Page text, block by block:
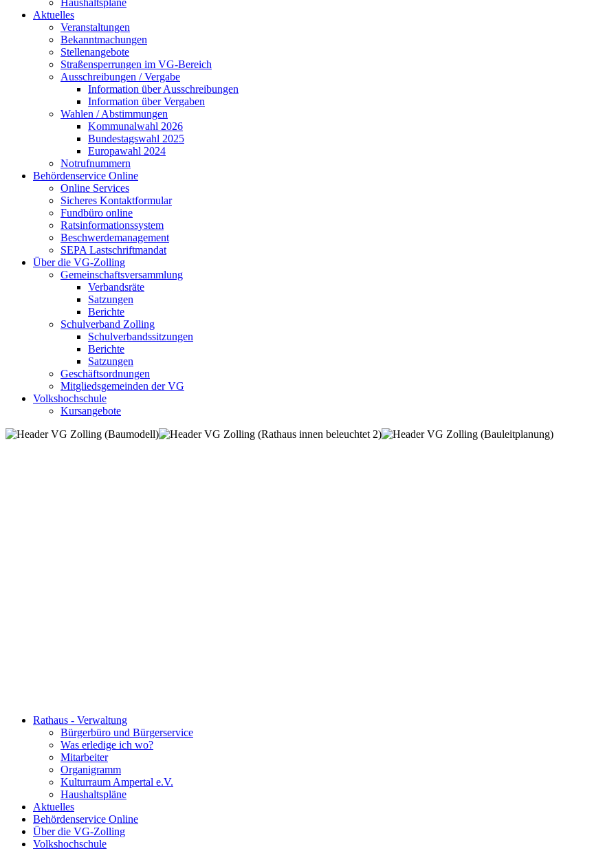
Haushaltspläne
Aktuelles
Veranstaltungen
Bekanntmachungen
Stellenangebote
Straßensperrungen im VG-Bereich
Ausschreibungen / Vergabe
Information über Ausschreibungen
Information über Vergaben
Wahlen / Abstimmungen
Kommunalwahl 2026
Bundestagswahl 2025
Europawahl 2024
Notrufnummern
Behördenservice Online
Online Services
Sicheres Kontaktformular
Fundbüro online
Ratsinformationssystem
Beschwerdemanagement
SEPA Lastschriftmandat
Über die VG-Zolling
Gemeinschaftsversammlung
Verbandsräte
Satzungen
Berichte
Schulverband Zolling
Schulverbandssitzungen
Berichte
Satzungen
Geschäftsordnungen
Mitgliedsgemeinden der VG
Volkshochschule
Kursangebote
Rathaus - Verwaltung
Bürgerbüro und Bürgerservice
Was erledige ich wo?
Mitarbeiter
Organigramm
Kulturraum Ampertal e.V.
Haushaltspläne
Aktuelles
Behördenservice Online
Über die VG-Zolling
Volkshochschule